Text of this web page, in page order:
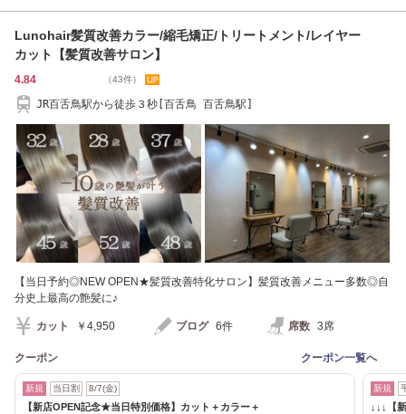
Lunohair髪質改善カラー/縮毛矯正/トリートメント/レイヤー
カット【髪質改善サロン】
4.84 （43件）
JR百舌鳥駅から徒歩３秒[百舌鳥 百舌鳥駅]
【当日予約◎NEW OPEN★髪質改善特化サロン】髪質改善メニュー多数◎自
分史上最高の艶髪に♪
カット ￥4,950 ブログ 6件 席数 3席
クーポン クーポン一覧へ
新規 当日割 8/7(金)
【新店OPEN記念★当日特別価格】カット＋カラー＋
新規
↓↓↓【